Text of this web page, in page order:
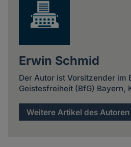
Erwin Schmid
Der Autor ist Vorsitzender im
Geistesfreiheit (BfG) Bayern,
Weitere Artikel des Autoren